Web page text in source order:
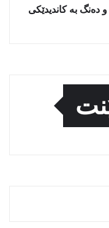
دەنگ بە کاندیدێکی